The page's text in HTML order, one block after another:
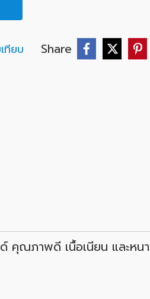
ทียบ Share
คุณภาพดี เนื้อเนียน และหน